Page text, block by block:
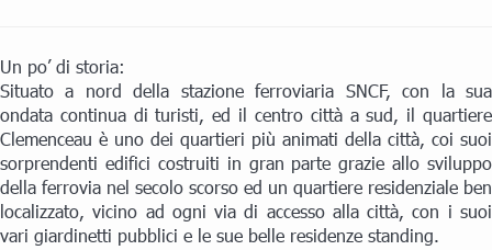
Un po’ di storia:
Situato a nord della stazione ferroviaria SNCF, con la sua
ondata continua di turisti, ed il centro città a sud, il quartiere
Clemenceau è uno dei quartieri più animati della città, coi suoi
sorprendenti edifici costruiti in gran parte grazie allo sviluppo
della ferrovia nel secolo scorso ed un quartiere residenziale ben
localizzato, vicino ad ogni via di accesso alla città, con i suoi
vari giardinetti pubblici e le sue belle residenze standing.